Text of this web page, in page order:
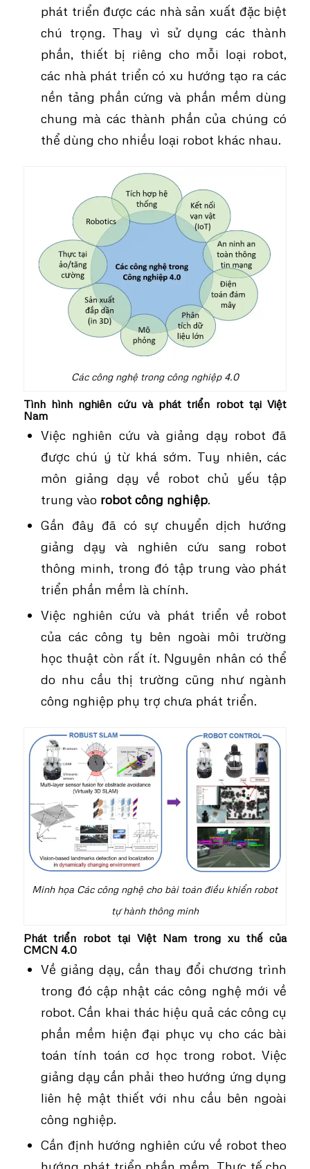
phát triển được các nhà sản xuất đặc biệt
chú trọng. Thay vì sử dụng các thành
phần, thiết bị riêng cho mỗi loại robot,
các nhà phát triển có xu hướng tạo ra các
nền tảng phần cứng và phần mềm dùng
chung mà các thành phần của chúng có
thể dùng cho nhiều loại robot khác nhau.
Các công nghệ trong công nghiệp 4.0
Tình hình nghiên cứu và phát triển robot tại Việt
Nam
Việc nghiên cứu và giảng dạy robot đã
được chú ý từ khá sớm. Tuy nhiên, các
môn giảng dạy về robot chủ yếu tập
trung vào robot công nghiệp.
Gần đây đã có sự chuyển dịch hướng
giảng dạy và nghiên cứu sang robot
thông minh, trong đó tập trung vào phát
triển phần mềm là chính.
Việc nghiên cứu và phát triển về robot
của các công ty bên ngoài môi trường
học thuật còn rất ít. Nguyên nhân có thể
do nhu cầu thị trường cũng như ngành
công nghiệp phụ trợ chưa phát triển.
Minh họa Các công nghệ cho bài toán điều khiển robot
tự hành thông minh
Phát triển robot tại Việt Nam trong xu thế của
CMCN 4.0
Về giảng dạy, cần thay đổi chương trình
trong đó cập nhật các công nghệ mới về
robot. Cần khai thác hiệu quả các công cụ
phần mềm hiện đại phục vụ cho các bài
toán tính toán cơ học trong robot. Việc
giảng dạy cần phải theo hướng ứng dụng
liên hệ mật thiết với nhu cầu bên ngoài
công nghiệp.
Cần định hướng nghiên cứu về robot theo